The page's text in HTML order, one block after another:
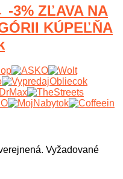
3% ZĽAVA NA
KÚPEĽŇA
Vyžadované